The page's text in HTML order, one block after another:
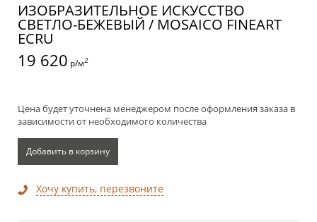
ИЗОБРАЗИТЕЛЬНОЕ ИСКУССТВО
СВЕТЛО-БЕЖЕВЫЙ / MOSAICO FINEART
ECRU
19 620 р/м2
Цена будет уточнена менеджером после оформления заказа в
зависимости от необходимого количества
Добавить в корзину
Хочу купить, перезвоните